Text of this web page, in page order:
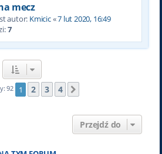
mecz
autor: Kmicic«7 lut 2020, 16:49
7
92 1 2 3 4
Przejdź do